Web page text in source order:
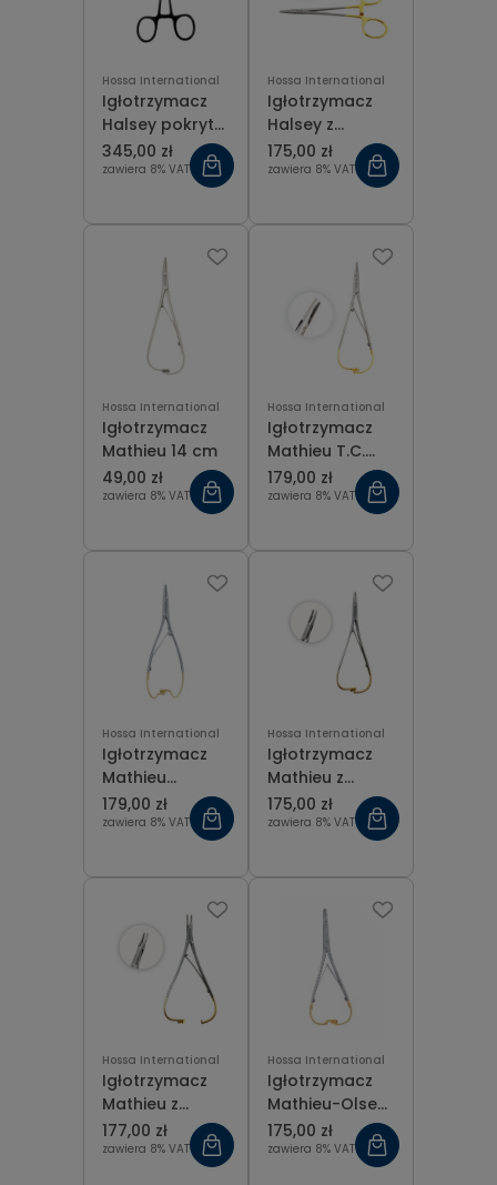
Hossa International
Igłotrzymacz
Halsey pokryty
czarną,
ceramiczną
powłoką 13 cm
345,00 zł
zawiera 8% VAT
Hossa International
Igłotrzymacz
Halsey z
wkładką z
węglika
spiekanego 13
cm
175,00 zł
zawiera 8% VAT
Hossa International
Igłotrzymacz
Mathieu 14 cm
49,00 zł
zawiera 8% VAT
Hossa International
Igłotrzymacz
Mathieu T.C.
Gold 14 cm
179,00 zł
zawiera 8% VAT
Hossa International
Igłotrzymacz
Mathieu
Vascular T.C.
Gold 14 cm
179,00 zł
zawiera 8% VAT
Hossa International
Igłotrzymacz
Mathieu z
wkładką z
węglika
spiekanego 14
cm
175,00 zł
zawiera 8% VAT
Hossa International
Igłotrzymacz
Mathieu z
wkładką z
węglika
spiekanego 14
177,00 zł
zawiera 8% VAT
Hossa International
Igłotrzymacz
Mathieu-Olsen
prosty T.C.
Gold 14 cm
175,00 zł
zawiera 8% VAT